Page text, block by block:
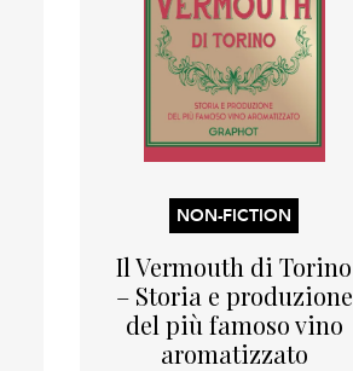
NON-FICTION
Il Vermouth di Torino
– Storia e produzione
del più famoso vino
aromatizzato